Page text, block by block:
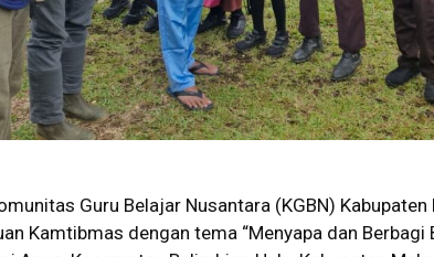
Guru Belajar Nusantara (KGBN)
Kamtibmas dengan tema “Menyapa dan Berbagi